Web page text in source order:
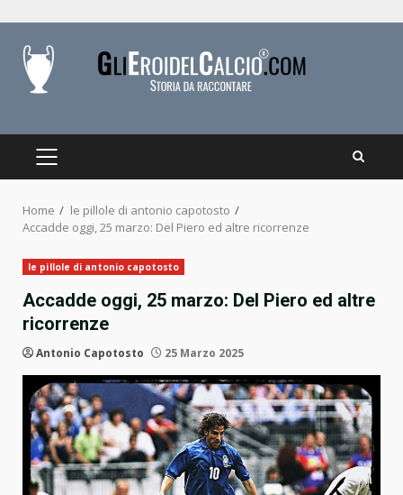
content
PRIMARY
Home
le pillole di antonio capotosto
Accadde oggi, 25 marzo: Del Piero ed altre ricorrenze
le pillole di antonio capotosto
Accadde oggi, 25 marzo: Del Piero ed altre
ricorrenze
Antonio Capotosto 25 Marzo 2025